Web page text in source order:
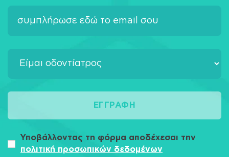
ΕΓΓΡΑΦΉ
Υποβάλλοντας τη φόρμα αποδέχεσαι την
πολιτική προσωπικών δεδομένων